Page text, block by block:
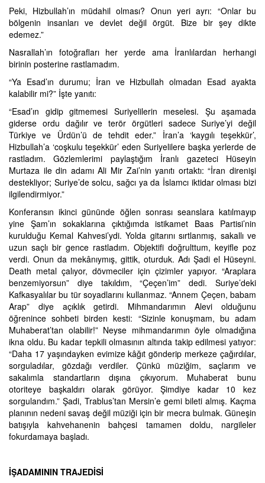
Peki, Hizbullah’ın müdahil olması? Onun yeri ayrı: “Onlar bu
bölgenin insanları ve devlet değil örgüt. Bize bir şey dikte
edemez.”
Nasrallah’ın fotoğrafları her yerde ama İranlılardan herhangi
birinin posterine rastlamadım.
“Ya Esad’ın durumu; İran ve Hizbullah olmadan Esad ayakta
kalabilir mi?” İşte yanıtı:
“Esad’ın gidip gitmemesi Suriyelilerin meselesi. Şu aşamada
giderse ordu dağılır ve terör örgütleri sadece Suriye’yi değil
Türkiye ve Ürdün’ü de tehdit eder.” İran’a ‘kaygılı teşekkür’,
Hizbullah’a ‘coşkulu teşekkür’ eden Suriyelilere başka yerlerde de
rastladım. Gözlemlerimi paylaştığım İranlı gazeteci Hüseyin
Murtaza ile din adamı Ali Mir Zai’nin yanıtı ortaktı: “İran direnişi
destekliyor; Suriye’de solcu, sağcı ya da İslamcı iktidar olması bizi
ilgilendirmiyor.”
Konferansın ikinci gününde öğlen sonrası seanslara katılmayıp
yine Şam’ın sokaklarına çıktığımda istikamet Baas Partisi’nin
kurulduğu Kemal Kahvesi’ydi. Yolda gitarını sırtlanmış, sakallı ve
uzun saçlı bir gence rastladım. Objektifi doğrulttum, keyifle poz
verdi. Onun da mekânıymış, gittik, oturduk. Adı Şadi el Hüseyni.
Death metal çalıyor, dövmeciler için çizimler yapıyor. “Araplara
benzemiyorsun” diye takıldım, “Çeçen’im” dedi. Suriye’deki
Kafkasyalılar bu tür soyadlarını kullanmaz. “Annem Çeçen, babam
Arap” diye açıklık getirdi. Mihmandarımın Alevi olduğunu
öğrenince sohbeti birden kesti: “Sizinle konuşmam, bu adam
Muhaberat’tan olabilir!” Neyse mihmandarımın öyle olmadığına
ikna oldu. Bu kadar tepkili olmasının altında takip edilmesi yatıyor:
“Daha 17 yaşındayken evimize kâğıt gönderip merkeze çağırdılar,
sorguladılar, gözdağı verdiler. Çünkü müziğim, saçlarım ve
sakalımla standartların dışına çıkıyorum. Muhaberat bunu
otoriteye başkaldırı olarak görüyor. Şimdiye kadar 10 kez
sorgulandım.” Şadi, Trablus’tan Mersin’e gemi bileti almış. Kaçma
planının nedeni savaş değil müziği için bir mecra bulmak. Güneşin
batışıyla kahvehanenin bahçesi tamamen doldu, nargileler
fokurdamaya başladı.
İŞADAMININ TRAJEDİSİ